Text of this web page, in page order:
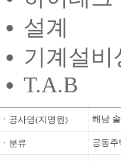
설계
기계설비
T.A.B
ㆍ공사명(지명원) 해남
ㆍ분류 공동주